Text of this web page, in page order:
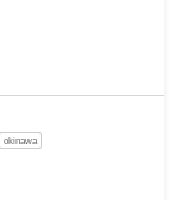
okinawa